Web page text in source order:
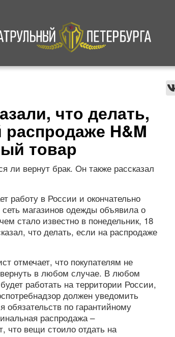
Происшествия
что делать,
H&M
товар
ли вернут брак. Он также рассказал
работу в России и окончательно
магазинов одежды объявила о
стало известно в понедельник, 18
что делать, если на распродаже
отмечает, что покупателям не
в любом случае. В любом
работать на территории России,
должен уведомить
по гарантийному
распродажа –
что вещи стоило отдать на